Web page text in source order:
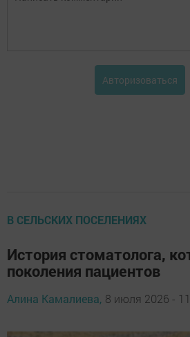
Авторизоваться
В СЕЛЬСКИХ ПОСЕЛЕНИЯХ
История стоматолога,
поколения пациентов
Алина Камалиева, 8 июля 2026 -